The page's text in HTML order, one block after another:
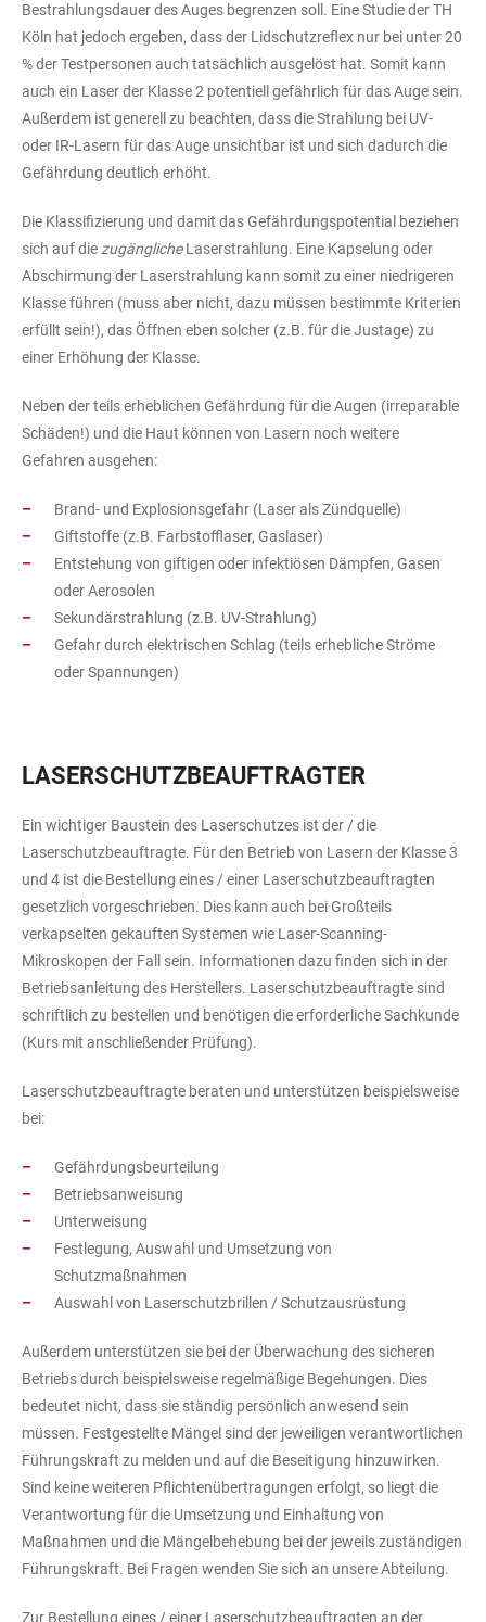
Bestrahlungsdauer des Auges begrenzen soll. Eine Studie der TH
Köln hat jedoch ergeben, dass der Lidschutzreflex nur bei unter 20
% der Testpersonen auch tatsächlich ausgelöst hat. Somit kann
auch ein Laser der Klasse 2 potentiell gefährlich für das Auge sein.
Außerdem ist generell zu beachten, dass die Strahlung bei UV-
oder IR-Lasern für das Auge unsichtbar ist und sich dadurch die
Gefährdung deutlich erhöht.
Die Klassifizierung und damit das Gefährdungspotential beziehen
sich auf die zugänglicheLaserstrahlung. Eine Kapselung oder
Abschirmung der Laserstrahlung kann somit zu einer niedrigeren
Klasse führen (muss aber nicht, dazu müssen bestimmte Kriterien
erfüllt sein!), das Öffnen eben solcher (z.B. für die Justage) zu
einer Erhöhung der Klasse.
Neben der teils erheblichen Gefährdung für die Augen (irreparable
Schäden!) und die Haut können von Lasern noch weitere
Gefahren ausgehen:
Brand- und Explosionsgefahr (Laser als Zündquelle)
Giftstoffe (z.B. Farbstofflaser, Gaslaser)
Entstehung von giftigen oder infektiösen Dämpfen, Gasen
oder Aerosolen
Sekundärstrahlung (z.B. UV-Strahlung)
Gefahr durch elektrischen Schlag (teils erhebliche Ströme
oder Spannungen)
LASERSCHUTZBEAUFTRAGTER
Ein wichtiger Baustein des Laserschutzes ist der / die
Laserschutzbeauftragte. Für den Betrieb von Lasern der Klasse 3
und 4 ist die Bestellung eines / einer Laserschutzbeauftragten
gesetzlich vorgeschrieben. Dies kann auch bei Großteils
verkapselten gekauften Systemen wie Laser-Scanning-
Mikroskopen der Fall sein. Informationen dazu finden sich in der
Betriebsanleitung des Herstellers. Laserschutzbeauftragte sind
schriftlich zu bestellen und benötigen die erforderliche Sachkunde
(Kurs mit anschließender Prüfung).
Laserschutzbeauftragte beraten und unterstützen beispielsweise
bei:
Gefährdungsbeurteilung
Betriebsanweisung
Unterweisung
Festlegung, Auswahl und Umsetzung von
Schutzmaßnahmen
Auswahl von Laserschutzbrillen / Schutzausrüstung
Außerdem unterstützen sie bei der Überwachung des sicheren
Betriebs durch beispielsweise regelmäßige Begehungen. Dies
bedeutet nicht, dass sie ständig persönlich anwesend sein
müssen. Festgestellte Mängel sind der jeweiligen verantwortlichen
Führungskraft zu melden und auf die Beseitigung hinzuwirken.
Sind keine weiteren Pflichtenübertragungen erfolgt, so liegt die
Verantwortung für die Umsetzung und Einhaltung von
Maßnahmen und die Mängelbehebung bei der jeweils zuständigen
Führungskraft. Bei Fragen wenden Sie sich an unsere Abteilung.
Zur Bestellung eines / einer Laserschutzbeauftragten an der